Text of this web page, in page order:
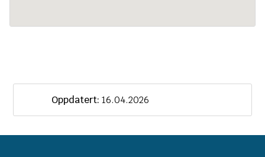
Oppdatert: 16.04.2026